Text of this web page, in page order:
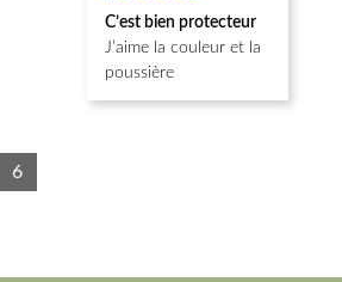
Note5
sur 5
C’est bien protecteur
J’aime la couleur et la
poussière
6